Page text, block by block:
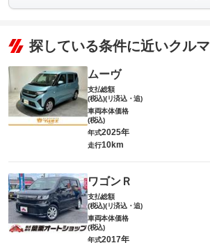
探している条件に近いクルマ
ムーヴ
支払総額
(税込)(リ済込・追)
車両本体価格
(税込)
年式2025年
走行10km
ワゴンＲ
支払総額
(税込)(リ済込・追)
車両本体価格
(税込)
年式2017年